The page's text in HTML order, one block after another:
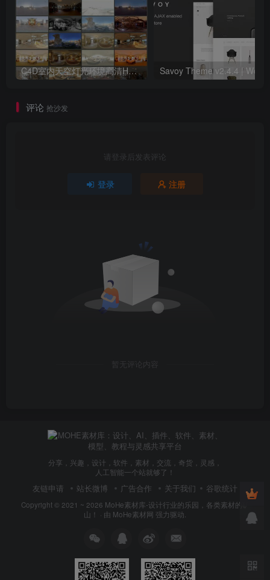
C4D室内天空灯光环境高清HDR贴图204个预设素材
评论 抢沙发
请登录后发表评论
登录 注册
暂无评论内容
分享，兴趣，设计，软件，素材，交流，奇货，灵感，
人工智能一个站就够了！
友链申请 站长微博 广告合作 关于我们 谷歌统计
Copyright © 2021 ~ 2026 MoHe素材库-设计行业的乐园，各类素材的矿
山！ · 由 MoHe素材网 强力驱动.